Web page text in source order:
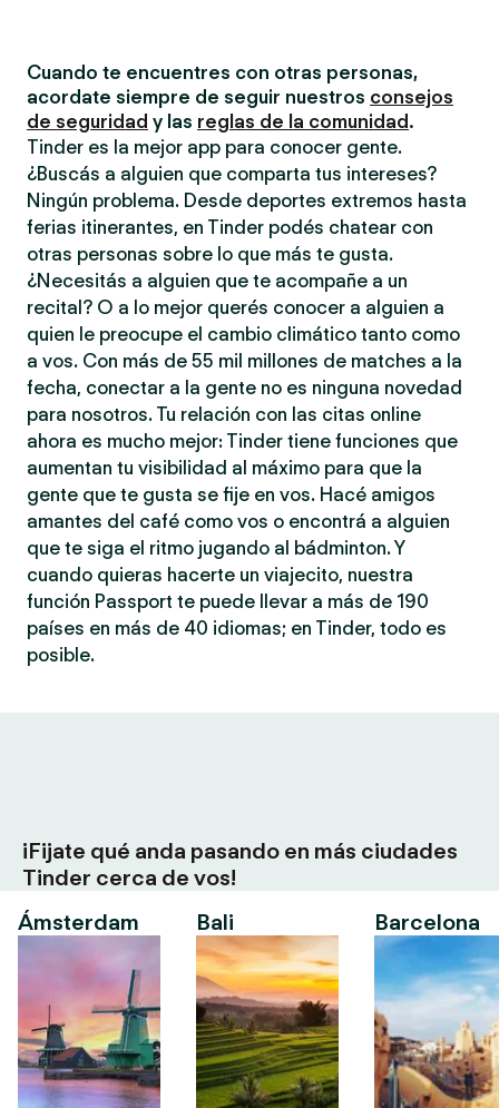
Cuando te encuentres con otras personas,
acordate siempre de seguir nuestros consejos
de seguridad y las reglas de la comunidad .
Tinder es la mejor app para conocer gente.
¿Buscás a alguien que comparta tus intereses?
Ningún problema. Desde deportes extremos hasta
ferias itinerantes, en Tinder podés chatear con
otras personas sobre lo que más te gusta.
¿Necesitás a alguien que te acompañe a un
recital? O a lo mejor querés conocer a alguien a
quien le preocupe el cambio climático tanto como
a vos. Con más de 55 mil millones de matches a la
fecha, conectar a la gente no es ninguna novedad
para nosotros. Tu relación con las citas online
ahora es mucho mejor: Tinder tiene funciones que
aumentan tu visibilidad al máximo para que la
gente que te gusta se fije en vos. Hacé amigos
amantes del café como vos o encontrá a alguien
que te siga el ritmo jugando al bádminton. Y
cuando quieras hacerte un viajecito, nuestra
función Passport te puede llevar a más de 190
países en más de 40 idiomas; en Tinder, todo es
posible.
¡Fijate qué anda pasando en más ciudades
Tinder cerca de vos!
Ámsterdam
Bali Barcelona